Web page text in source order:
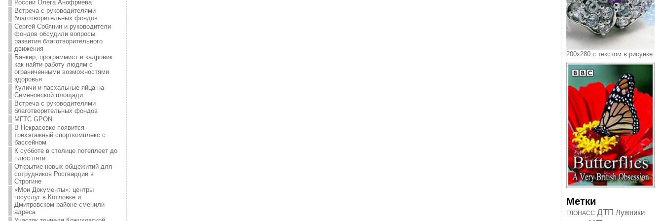
России Олега Анофриева
Встреча с руководителями
благотворительных фондов
Сергей Собянин и руководители
фондов обсудили вопросы
развития благотворительного
движения
Банкир, программист и кадровик:
как найти работу людям с
ограниченными возможностями
здоровья
Куличи и пасхальные яйца на
Семеновской площади
Встреча с руководителями
благотворительных фондов
МГТС GPON
В Некрасовке появится
трехэтажный спорткомплекс с
бассейном
К субботе в столице потеплеет до
плюс пяти
Открытие новых общежитий для
сотрудников Росгвардии в
Строгине
«Мои Документы»: центры
госуслуг в Котловке и
Дмитровском районе сменили
адреса
200х280 с текстом в рисунке
Метки
ГЛОНАСС ДТП Лужники